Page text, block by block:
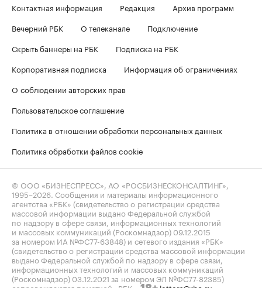
Контактная информация Редакция
Архив программ
Вечерний РБК
О телеканале
Подключение
Скрыть баннеры на РБК
Подписка на РБК
Корпоративная подписка
Информация об ограничениях
О соблюдении авторских прав
Пользовательское соглашение
Политика в отношении обработки персональных данных
Политика обработки файлов cookie
© ООО «БИЗНЕСПРЕСС», АО «РОСБИЗНЕСКОНСАЛТИНГ»,
1995–2026 . Сообщения и материалы информационного
агентства «РБК» (свидетельство о регистрации средства
массовой информации выдано Федеральной службой
по надзору в сфере связи, информационных технологий
и массовых коммуникаций (Роскомнадзор) 09.12.2015
за номером ИА №ФС77-63848) и сетевого издания «РБК»
(свидетельство о регистрации средства массовой информации
выдано Федеральной службой по надзору в сфере связи,
информационных технологий и массовых коммуникаций
(Роскомнадзор) 03.12.2021 за номером ЭЛ №ФС77-82385)